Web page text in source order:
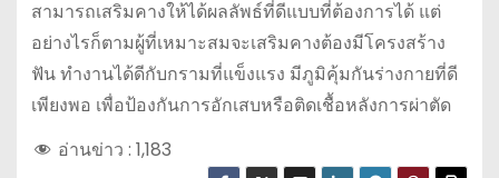
สามารถเสริมคางให้ได้ผลลัพธ์ที่ดีแบบที่ต้องการได้ แต่
อย่างไรก็ตามผู้ที่เหมาะสมจะเสริมคางต้องมีโครงสร้าง
ฟัน ทำงานได้ดีกับกรามที่แข็งแรง มีภูมิคุ้มกันร่างกายที่ดี
เพียงพอ เพื่อป้องกันการอักเสบหรือติดเชื้อหลังการผ่าตัด
อ่านข่าว : 1,183